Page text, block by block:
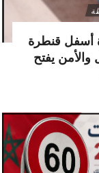
أسفل قنطرة
يفتح